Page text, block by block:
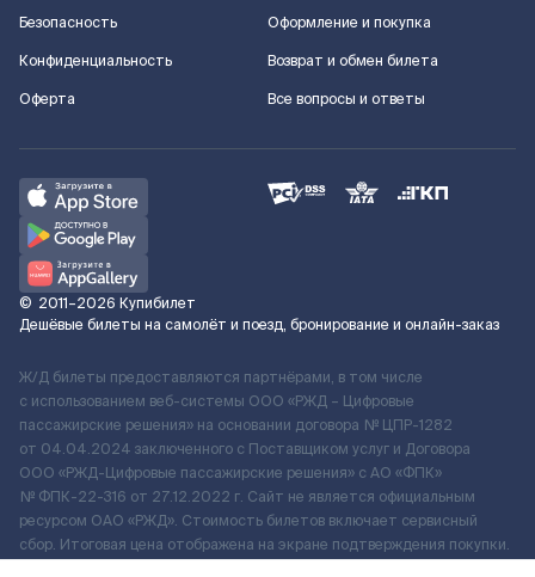
Безопасность
Конфиденциальность
Оферта
Оформление и покупка
Возврат и обмен билета
Все вопросы и ответы
© 2011–2026 Купибилет
Дешёвые билеты на самолёт и поезд, бронирование и онлайн-заказ
Ж/Д билеты предоставляются партнёрами, в том числе
с использованием веб-системы ООО «РЖД – Цифровые
пассажирские решения» на основании договора № ЦПР-1282
от 04.04.2024 заключенного с Поставщиком услуг и Договора
ООО «РЖД-Цифровые пассажирские решения» c АО «ФПК»
№ ФПК-22-316 от 27.12.2022 г. Сайт не является официальным
ресурсом ОАО «РЖД». Стоимость билетов включает сервисный
сбор. Итоговая цена отображена на экране подтверждения покупки.